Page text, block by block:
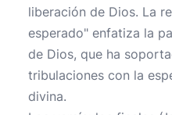
liberación de Dios. La
esperado" enfatiza la
de Dios, que ha
tribulaciones con la
divina.